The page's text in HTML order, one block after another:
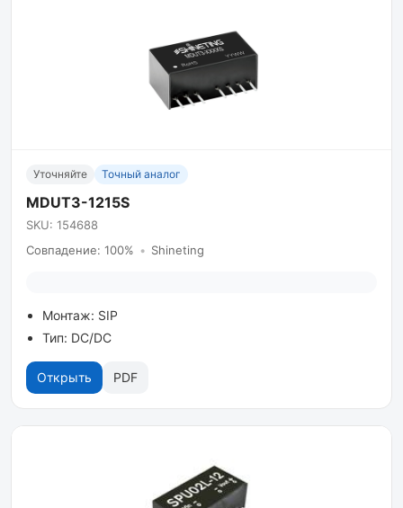
Уточняйте Точный аналог
MDUT3-1215S
SKU: 154688
Совпадение: 100% • Shineting
Монтаж: SIP
Тип: DC/DC
Открыть PDF